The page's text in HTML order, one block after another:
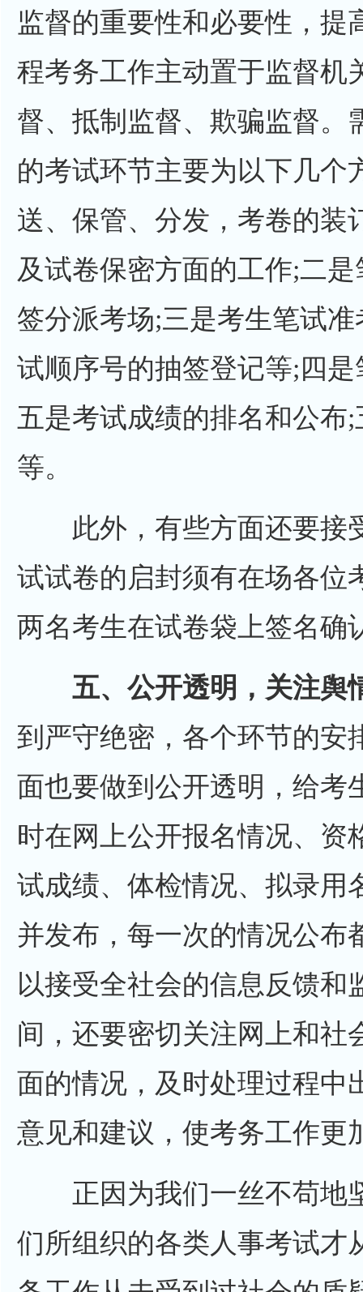
监督的重要性和必要性，提
程考务工作主动置于监督机
督、抵制监督、欺骗监督。
的考试环节主要为以下几个
送、保管、分发，考卷的装
及试卷保密方面的工作;二
签分派考场;三是考生笔试
试顺序号的抽签登记等;四
五是考试成绩的排名和公布
等。
此外，有些方面还要接
试试卷的启封须有在场各位
两名考生在试卷袋上签名确
五、公开透明，关注舆
到严守绝密，各个环节的安
面也要做到公开透明，给考
时在网上公开报名情况、资
试成绩、体检情况、拟录用
并发布，每一次的情况公布
以接受全社会的信息反馈和
间，还要密切关注网上和社
面的情况，及时处理过程中
意见和建议，使考务工作更
正因为我们一丝不苟地
们所组织的各类人事考试才